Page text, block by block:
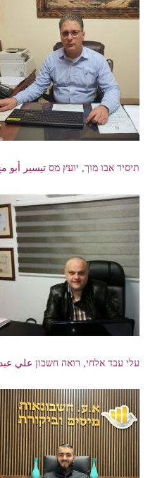
תיסיר אבו מוך, יועץ מס تيسير
עלי עבד אלחי, רואה חשבון علي